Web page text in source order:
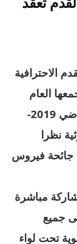
الاحترافية
الجمعة 25 دجنبر 2020 جمعها العام
العادي و السنوي للموسم الرياضي 2019-
نظرا
جائحة فيروس
مباشرة
53. وأدلى جميع
تحت لواء